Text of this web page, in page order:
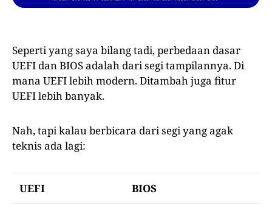
Seperti yang saya bilang tadi, perbedaan dasar
UEFI dan BIOS adalah dari segi tampilannya. Di
mana UEFI lebih modern. Ditambah juga fitur
UEFI lebih banyak.
Nah, tapi kalau berbicara dari segi yang agak
teknis ada lagi:
UEFI BIOS